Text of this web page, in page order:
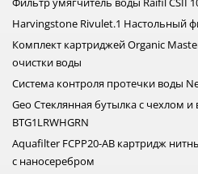
Harvingstone Rivulet.1 Настольный
Комплект картриджей Organic
очистки воды
Система контроля протечки воды
Geo Стеклянная бутылка с чехлом и
BTG1LRWHGRN
Aquafilter FCPP20-AB картридж
с наносеребром